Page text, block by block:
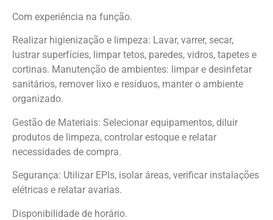
Com experiência na função.
Realizar higienização e limpeza: Lavar, varrer, secar,
lustrar superfícies, limpar tetos, paredes, vidros, tapetes e
cortinas. Manutenção de ambientes: limpar e desinfetar
sanitários, remover lixo e resíduos, manter o ambiente
organizado.
Gestão de Materiais: Selecionar equipamentos, diluir
produtos de limpeza, controlar estoque e relatar
necessidades de compra.
Segurança: Utilizar EPIs, isolar áreas, verificar instalações
elétricas e relatar avarias.
Disponibilidade de horário.